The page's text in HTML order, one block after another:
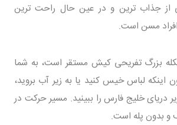
از جذاب ترین و در عین حال راحت ترین
مسن است.
بزرگ تفریحی کیش مستقر است، به شما
اینکه لباس خیس کنید یا به زیر آب بروید،
دریای خلیج فارس را ببینید. مسیر حرکت در
و بدون پله است.